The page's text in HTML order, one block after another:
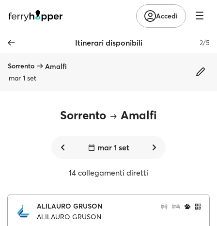
Accedi
Itinerari disponibili 2/5
Sorrento
Amalfi
mar 1 set
Sorrento Amalfi
mar 1 set
14 collegamenti diretti
ALILAURO GRUSON
ALILAURO GRUSON